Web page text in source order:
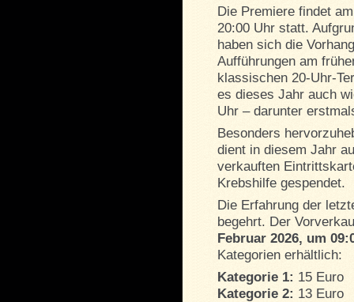
Die Premiere findet
20:00 Uhr statt.
haben sich die
Aufführungen am
klassischen 20-Uhr-
es dieses Jahr auch
Uhr – darunter
Besonders
dient in diesem Jahr
verkauften
Krebshilfe gespendet.
Die Erfahrung der
begehrt. Der
Februar 2026, um
Kategorien erhältlich:
Kategorie 1: 15 Euro
Kategorie 2: 13 Euro